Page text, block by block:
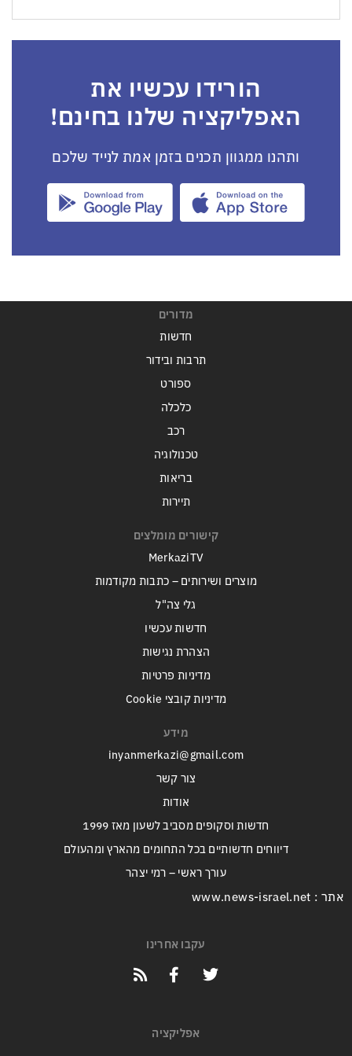
הורידו עכשיו את
האפליקציה שלנו בחינם!
ותהנו ממגוון תכנים בזמן אמת לנייד שלכם
מדורים
חדשות
תרבות ובידור
ספורט
כלכלה
רכב
טכנולוגיה
בריאות
תיירות
קישורים מומלצים
MerkaziTV
מוצרים ושירותים – כתבות מקודמות
גלי צה"ל
חדשות עכשיו
הצהרת נגישות
מדיניות פרטיות
מדיניות קובצי Cookie
מידע
inyanmerkazi@gmail.com
צור קשר
אודות
חדשות וסקופים מסביב לשעון מאז 1999
דיווחים חדשותיים בכל התחומים מהארץ ומהעולם
עורך ראשי – רמי יצהר
אתר : www.news-israel.net
עקבו אחרינו
אפליקציה